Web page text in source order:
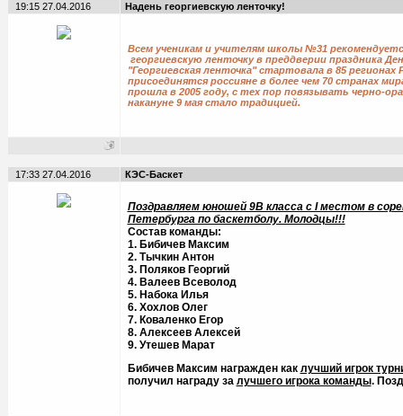
19:15 27.04.2016 Надень георгиевскую ленточку!
Всем ученикам и учителям школы №31
георгиевскую ленточку в преддверии праздника
"Георгиевская ленточка" стартовала в 85 регионах
присоединятся россияне в более чем 70 странах
прошла в 2005 году, с тех пор повязывать черно-
накануне 9 мая стало традицией.
17:33 27.04.2016 КЭС-Баскет
Поздравляем юношей 9В класса с I местом в
Петербурга по баскетболу. Молодцы!!!
Состав команды:
1. Бибичев Максим
2. Тычкин Антон
3. Поляков Георгий
4. Валеев Всеволод
5. Набока Илья
6. Хохлов Олег
7. Коваленко Егор
8. Алексеев Алексей
9. Утешев Марат
Бибичев Максим награжден как лучший игрок
получил награду за лучшего игрока команды.